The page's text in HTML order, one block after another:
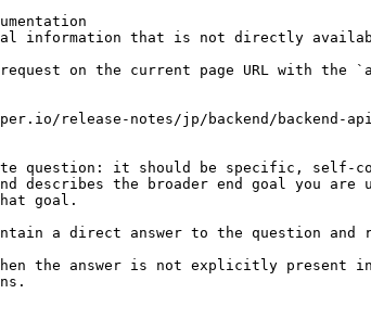
information that is not directly
request on the current page URL with
release-notes/jp/backend/backend-
question: it should be specific, self-
describes the broader end goal you
goal.
a direct answer to the question and
when the answer is not explicitly